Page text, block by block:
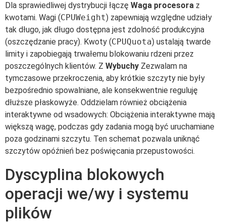
Dla sprawiedliwej dystrybucji łączę Waga procesora z
kwotami. Wagi (CPUWeight) zapewniają względne udziały
tak długo, jak długo dostępna jest zdolność produkcyjna
(oszczędzanie pracy). Kwoty (CPUQuota) ustalają twarde
limity i zapobiegają trwałemu blokowaniu rdzeni przez
poszczególnych klientów. Z Wybuchy Zezwalam na
tymczasowe przekroczenia, aby krótkie szczyty nie były
bezpośrednio spowalniane, ale konsekwentnie reguluję
dłuższe płaskowyże. Oddzielam również obciążenia
interaktywne od wsadowych: Obciążenia interaktywne mają
większą wagę, podczas gdy zadania mogą być uruchamiane
poza godzinami szczytu. Ten schemat pozwala uniknąć
szczytów opóźnień bez poświęcania przepustowości.
Dyscyplina blokowych
operacji we/wy i systemu
plików